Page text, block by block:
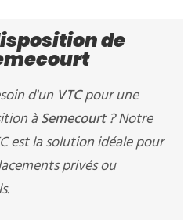
de
d'un VTCpour une
àSemecourt? Notre
est la solution idéale pour
privés ou